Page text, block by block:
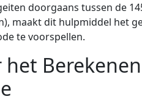
doorgaans tussen de
maakt dit hulpmiddel het
te voorspellen.